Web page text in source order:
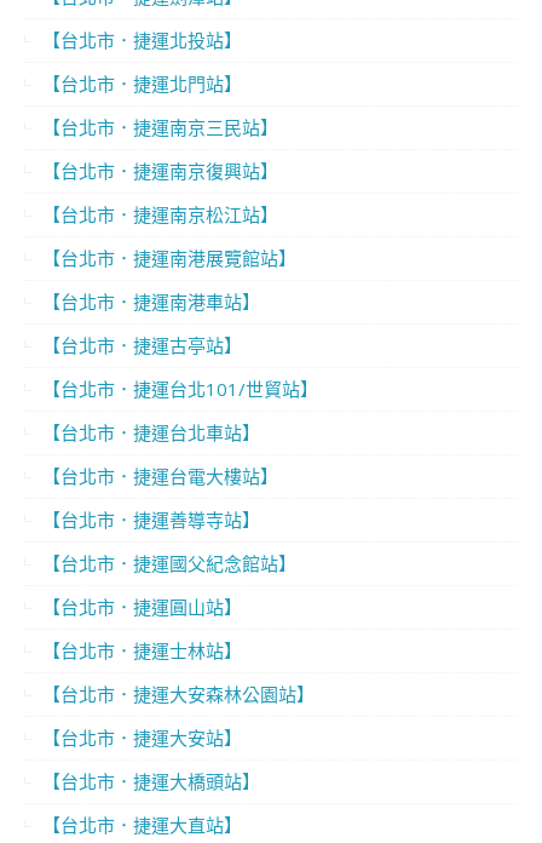
【台北市．捷運北投站】
【台北市．捷運北門站】
【台北市．捷運南京三民站】
【台北市．捷運南京復興站】
【台北市．捷運南京松江站】
【台北市．捷運南港展覽館站】
【台北市．捷運南港車站】
【台北市．捷運古亭站】
【台北市．捷運台北101/世貿站】
【台北市．捷運台北車站】
【台北市．捷運台電大樓站】
【台北市．捷運善導寺站】
【台北市．捷運國父紀念館站】
【台北市．捷運圓山站】
【台北市．捷運士林站】
【台北市．捷運大安森林公園站】
【台北市．捷運大安站】
【台北市．捷運大橋頭站】
【台北市．捷運大直站】